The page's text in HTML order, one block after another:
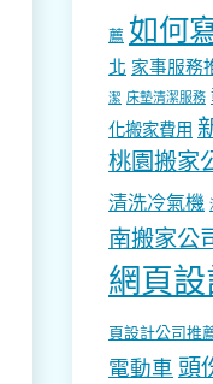
薦 如何
北 家事服務
潔 床墊清潔服務
化搬家費用
桃園搬家
清洗冷氣機
南搬家公
網頁
頁設計公司推
電動車 頭